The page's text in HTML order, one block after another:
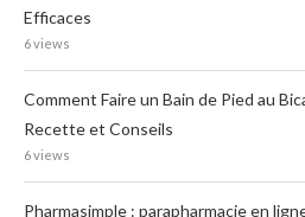
Efficaces
6 views
Comment Faire un Bain de Pied au
Recette et Conseils
6 views
Pharmasimple : parapharmacie en